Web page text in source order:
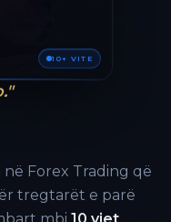
10+ VITE
Forex Trading që
tregtarët e parë